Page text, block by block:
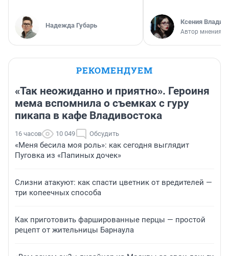
Надежда Губарь Ксения
Автор мнения
РЕКОМЕНДУЕМ
«Так неожиданно и приятно». Героиня
мема вспомнила о съемках с гуру
пикапа в кафе Владивостока
16 часов 10 049 Обсудить
«Меня бесила моя роль»: как сегодня выглядит
Пуговка из «Папиных дочек»
Слизни атакуют: как спасти цветник от вредителей —
три копеечных способа
Как приготовить фаршированные перцы — простой
рецепт от жительницы Барнаула